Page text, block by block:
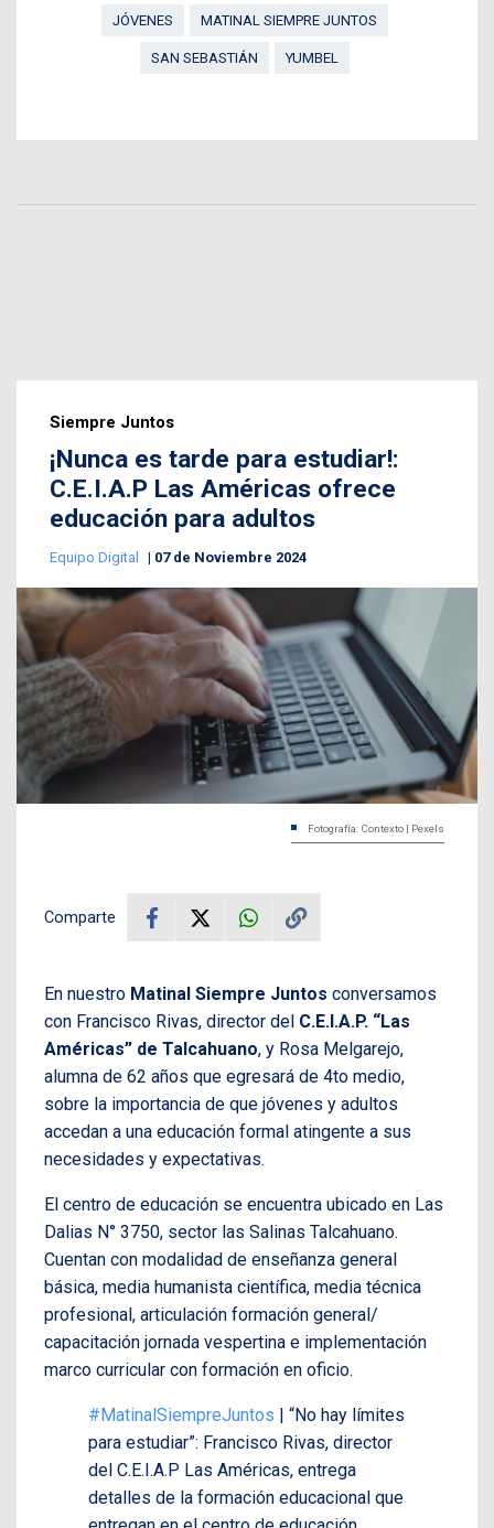
JÓVENES MATINAL SIEMPRE JUNTOS
SAN SEBASTIÁN YUMBEL
Siempre Juntos
¡Nunca es tarde para estudiar!:
C.E.I.A.P Las Américas ofrece
educación para adultos
Equipo Digital 07 de Noviembre 2024
Fotografía: Contexto | Pexels
Comparte
En nuestro Matinal Siempre Juntos conversamos
con Francisco Rivas, director del C.E.I.A.P. “Las
Américas” de Talcahuano, y Rosa Melgarejo,
alumna de 62 años que egresará de 4to medio,
sobre la importancia de que jóvenes y adultos
accedan a una educación formal atingente a sus
necesidades y expectativas.
El centro de educación se encuentra ubicado en Las
Dalias N° 3750, sector las Salinas Talcahuano.
Cuentan con modalidad de enseñanza general
básica, media humanista científica, media técnica
profesional, articulación formación general/
capacitación jornada vespertina e implementación
marco curricular con formación en oficio.
#MatinalSiempreJuntos | “No hay límites
para estudiar”: Francisco Rivas, director
del C.E.I.A.P Las Américas, entrega
detalles de la formación educacional que